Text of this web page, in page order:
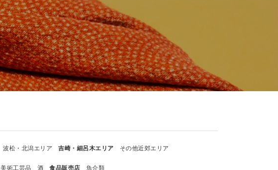
波松・北潟エリア 吉崎・細呂木エリア その他近郊エリア
美術工芸品 酒 食品販売店 魚介類